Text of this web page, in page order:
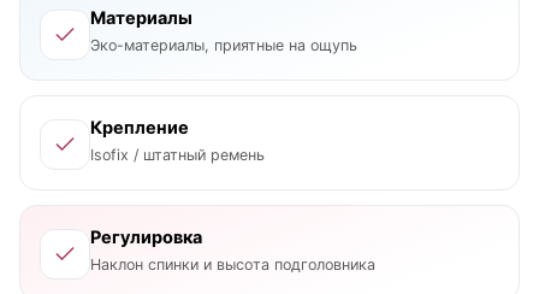
Материалы
Эко-материалы, приятные на ощупь
Крепление
Isofix / штатный ремень
Регулировка
Наклон спинки и высота подголовника